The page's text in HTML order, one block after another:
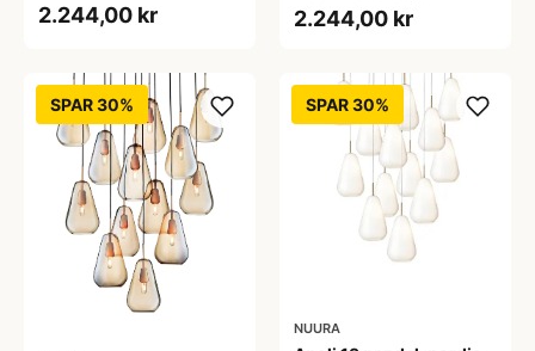
2.244,00 kr 2.244,00 kr
SPAR 30% SPAR 30%
NUURA